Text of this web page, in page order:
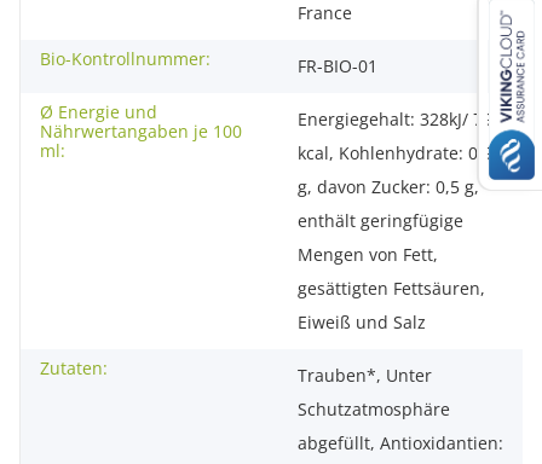
France
Bio-Kontrollnummer:
FR-BIO-01
Ø Energie und
Nährwertangaben je 100
ml:
Energiegehalt: 328kJ/ 79
kcal, Kohlenhydrate: 0,9
g, davon Zucker: 0,5 g,
enthält geringfügige
Mengen von Fett,
gesättigten Fettsäuren,
Eiweiß und Salz
Zutaten:
Trauben*, Unter
Schutzatmosphäre
abgefüllt, Antioxidantien: